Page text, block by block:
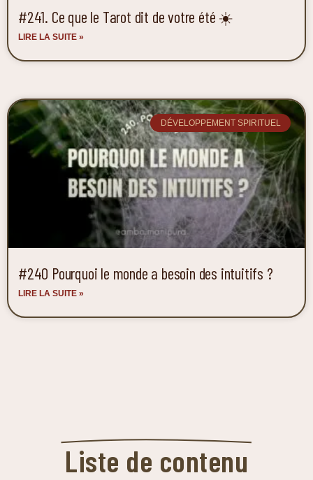
#241. Ce que le Tarot dit de votre été ☀️
LIRE LA SUITE »
DÉVELOPPEMENT SPIRITUEL
#240 Pourquoi le monde a besoin des intuitifs ?
LIRE LA SUITE »
Liste de contenu